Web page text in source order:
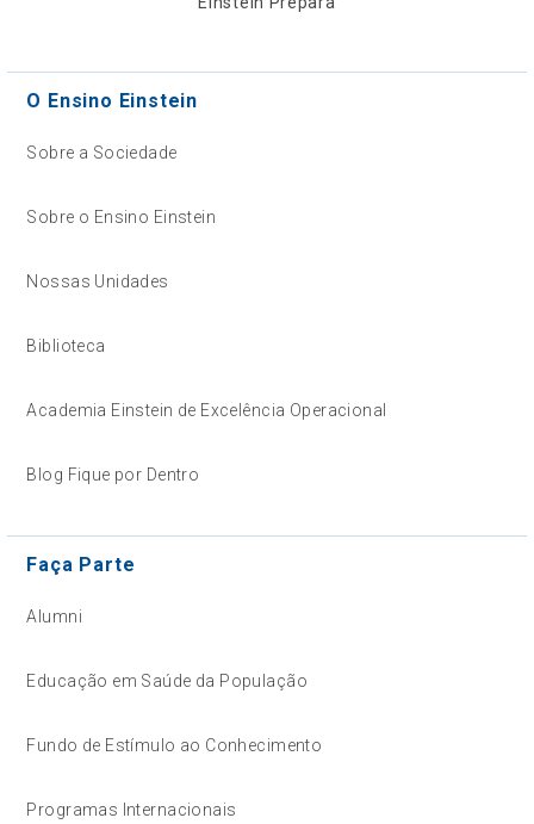
O Ensino Einstein
Sobre a Sociedade
Sobre o Ensino Einstein
Nossas Unidades
Biblioteca
Academia Einstein de Excelência Operacional
Blog Fique por Dentro
Faça Parte
Alumni
Educação em Saúde da População
Fundo de Estímulo ao Conhecimento
Programas Internacionais